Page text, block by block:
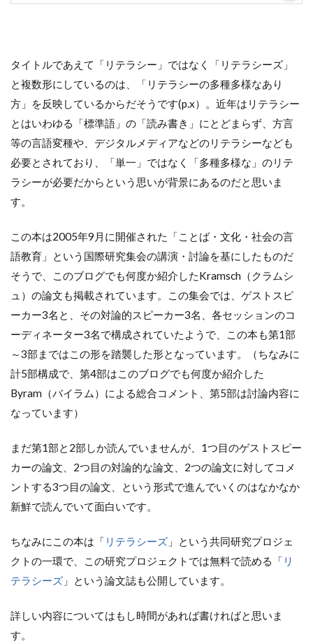
タイトルであえて「リテラシー」ではなく「リテラシーズ」
と複数形にしているのは、「リテラシーの多種多様なあり
方」を反映しているからだそうです(p.x）。近年はリテラシー
とはいわゆる「標準語」の「読み書き」にとどまらず、方言
等の言語変種や、デジタルメディアなどのリテラシーなども
必要とされており、「単一」ではなく「多種多様な」のリテ
ラシーが必要だからという思いが背景にあるのだと思いま
す。
この本は2005年9月に開催された「ことば・文化・社会の言
語教育」という国際研究集会の講演・討論を基にしたものだ
そうで、このブログでも何度か紹介したKramsch（クラムシ
ュ）の論文も掲載されています。この集会では、ゲストスピ
ーカー3名と、その対論的スピーカー3名、各セッションのコ
ーディネーター3名で構成されていたようで、この本も第1部
～3部まではこの形を踏襲した形となっています。（ちなみに
計5部構成で、第4部はこのブログでも何度か紹介した
Byram（バイラム）による総合コメント、第5部は討論内容に
なっています）
まだ第1部と2部しか読んでいませんが、1つ目のゲストスピー
カーの論文、2つ目の対論的な論文、2つの論文に対してコメ
ントする3つ目の論文、という形式で進んでいくのはなかなか
新鮮で読んでいて面白いです。
ちなみにこの本は「 リテラシーズ 」という共同研究プロジェ
クトの一環で、この研究プロジェクトでは無料で読める「 リ
テラシーズ 」という論文誌も公開しています。
詳しい内容についてはもし時間があれば書ければと思いま
す。